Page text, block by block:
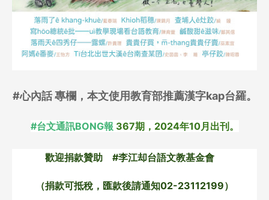
#心內話 專欄，本文使用教育部推薦漢字kap台羅。
#台文通訊BONG報 367期，2024年10月出刊。
歡迎捐款贊助 #李江却台語文教基金會
（捐款可抵稅，匯款後請通知02-23112199）